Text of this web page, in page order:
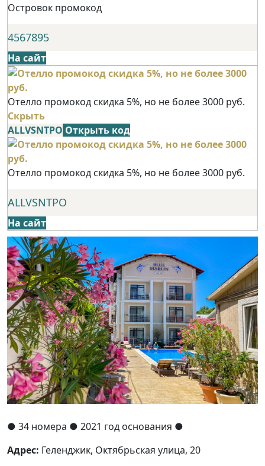
Островок промокод
4567895
На сайт
Отелло промокод скидка 5%, но не более 3000 руб.
Скрыть
ALLVSNTPO Открыть код
Отелло промокод скидка 5%, но не более 3000 руб.
ALLVSNTPO
На сайт
● 34 номера ● 2021 год основания ●
Адрес: Геленджик, Октябрьская улица, 20